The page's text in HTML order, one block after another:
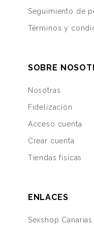
Seguimiento de
Términos y
SOBRE
Nosotras
Fidelización
Acceso cuenta
Crear cuenta
Tiendas físicas
ENLACES
Sexshop Canarias